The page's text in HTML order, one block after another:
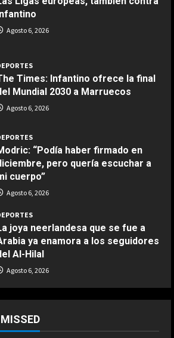
de espinacas deliciosa
COCINA
Buñuelos de alcachofas
COCINA
Infantino
Agosto 6, 2026
Times: Infantino ofrece la final
Mundial 2030 a Marruecos
Agosto 6, 2026
“Podía haber firmado en
pero quería escuchar a
cuerpo”
Agosto 6, 2026
joya neerlandesa que se fue a
ya enamora a los seguidores
Al-Hilal
Agosto 6, 2026
reconoce que “se cometieron